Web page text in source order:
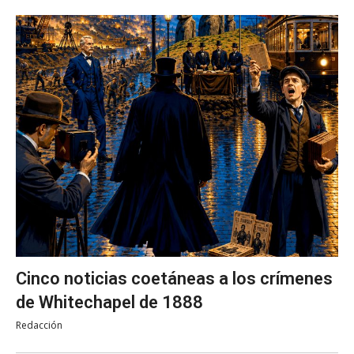
Cinco noticias coetáneas a los crímenes
de Whitechapel de 1888
Redacción